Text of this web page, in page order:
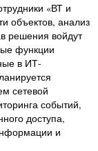
«ВТ и
объектов, анализ
решения войдут
функции
в ИТ-
сетевой
событий,
доступа,
и